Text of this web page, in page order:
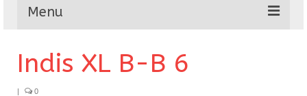
Menu
L’Atelier
Indis XL B-B 6
| 0